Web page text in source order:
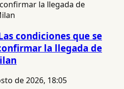
condiciones que se
la llegada de
de 2026, 18:05